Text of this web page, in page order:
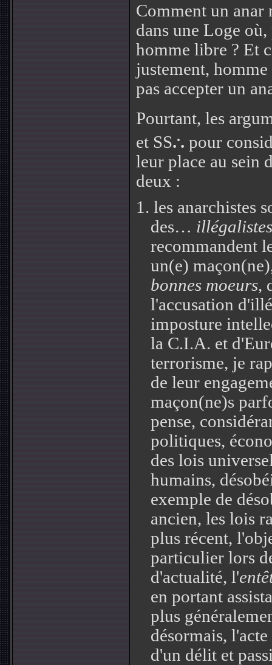
Comment un anar
dans une Loge
homme libre ? Et
justement,
pas accepter un
Pourtant, les
et SS... pour
leur place au sein
deux :
1. les anarchistes
des… illégalistes
recommandent
un(e)
bonnes moeurs,
l'accusation
imposture
la C.I.A. et
terrorisme, je
de leur
maçon(ne)s
pense,
politiques,
des lois
humains,
exemple de
ancien, les lois
plus récent,
particulier lors
d'actualité, l'
en portant
plus
désormais,
d'un délit et